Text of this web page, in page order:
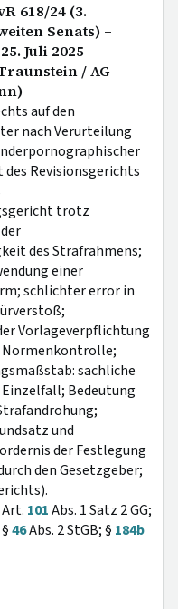
618/24 (3.
Senats) –
Juli 2025
/ AG
auf den
nach Verurteilung
Revisionsgerichts
trotz
des Strafrahmens;
einer
schlichter error in
Vorlageverpflichtung
Normenkontrolle;
sachliche
Bedeutung
und
der Festlegung
den Gesetzgeber;
Art. 101Abs. 1 Satz 2 GG;
46Abs. 2 StGB; § 184b